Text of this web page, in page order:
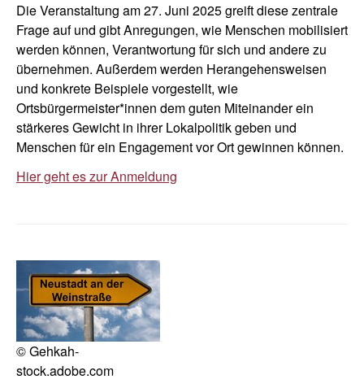
Die Veranstaltung am 27. Juni 2025 greift diese zentrale
Frage auf und gibt Anregungen, wie Menschen mobilisiert
werden können, Verantwortung für sich und andere zu
übernehmen. Außerdem werden Herangehensweisen
und konkrete Beispiele vorgestellt, wie
Ortsbürgermeister*innen dem guten Miteinander ein
stärkeres Gewicht in ihrer Lokalpolitik geben und
Menschen für ein Engagement vor Ort gewinnen können.
Hier geht es zur Anmeldung
© Gehkah-
stock.adobe.com